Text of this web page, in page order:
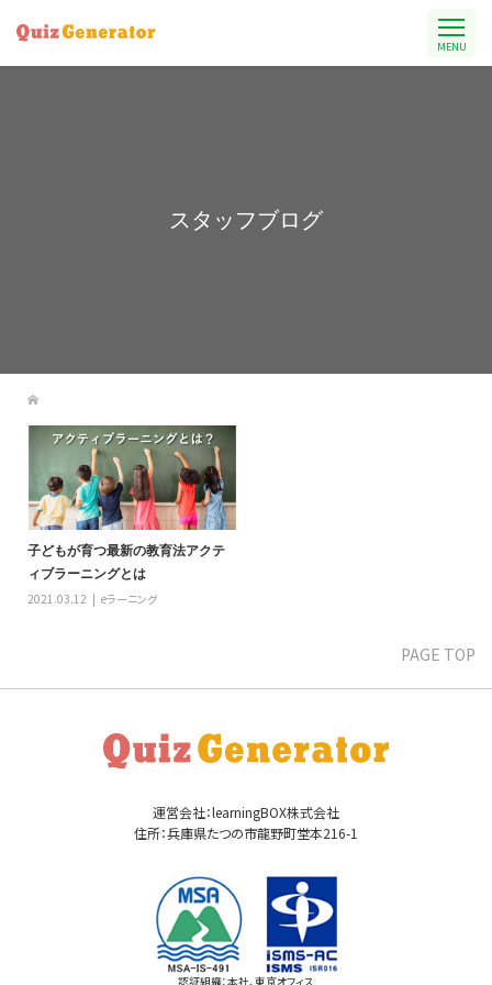
MENU
スタッフブログ
子どもが育つ最新の教育法アクテ
ィブラーニングとは
2021.03.12 eラーニング
PAGE TOP
運営会社：learningBOX株式会社
住所：兵庫県たつの市龍野町堂本216-1
認証組織：本社、東京オフィス